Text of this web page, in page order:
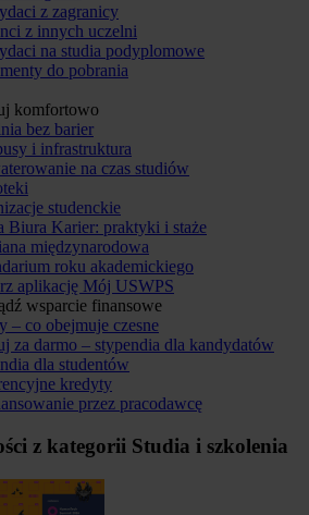
z zagranicy
z innych uczelni
na studia podyplomowe
do pobrania
komfortowo
bez barier
i infrastruktura
na czas studiów
studenckie
Biura Karier: praktyki i staże
międzynarodowa
roku akademickiego
aplikację Mój USWPS
wsparcie finansowe
– co obejmuje czesne
za darmo – stypendia dla kandydatów
dla studentów
kredyty
przez pracodawcę
z kategorii Studia i szkolenia